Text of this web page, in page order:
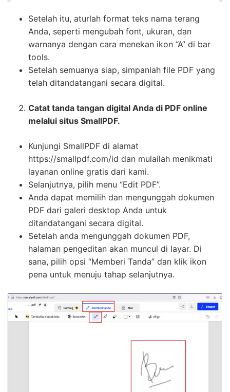
Setelah itu, aturlah format teks nama terang
Anda, seperti mengubah font, ukuran, dan
warnanya dengan cara menekan ikon “A” di bar
tools.
Setelah semuanya siap, simpanlah file PDF yang
telah ditandatangani secara digital.
Catat tanda tangan digital Anda di PDF online
melalui situs SmallPDF.
Kunjungi SmallPDF di alamat
https://smallpdf.com/id dan mulailah menikmati
layanan online gratis dari kami.
Selanjutnya, pilih menu “Edit PDF”.
Anda dapat memilih dan mengunggah dokumen
PDF dari galeri desktop Anda untuk
ditandatangani secara digital.
Setelah anda mengunggah dokumen PDF,
halaman pengeditan akan muncul di layar. Di
sana, pilih opsi “Memberi Tanda” dan klik ikon
pena untuk menuju tahap selanjutnya.